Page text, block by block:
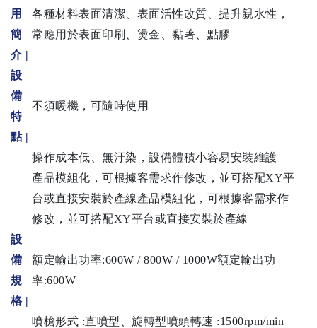
用
簡
介 |
各種材料表面清潔、表面活性改質、提升親水性，
常應用於表面印刷、燙金、黏著、點膠
設
備
特
點 |
不須暖機，可隨時使用
操作成本低、無汙染，設備體積小容易安裝維護
產品模組化，可根據客需求作修改，並可搭配XY平
台或直接安裝於產線產品模組化，可根據客需求作
修改，並可搭配XY平台或直接安裝於產線
設
備
規
格 |
額定輸出功率:600W / 800W / 1000W額定輸出功
率:600W
噴槍形式 :直噴型、旋轉型噴頭轉速 :1500rpm/min